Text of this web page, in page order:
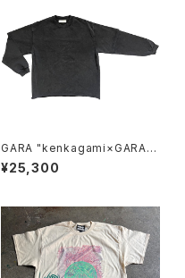
GARA "kenkagami×GARA L
AYER SLEEVE T-SHIRT"(BL
ACK×BLACK)
¥25,300